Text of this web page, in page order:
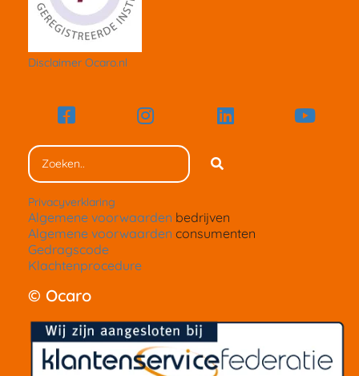
Disclaimer Ocaro.nl
Privacyverklaring
Algemene voorwaarden bedrijven
Algemene voorwaarden consumenten
Gedragscode
Klachtenprocedure
© Ocaro